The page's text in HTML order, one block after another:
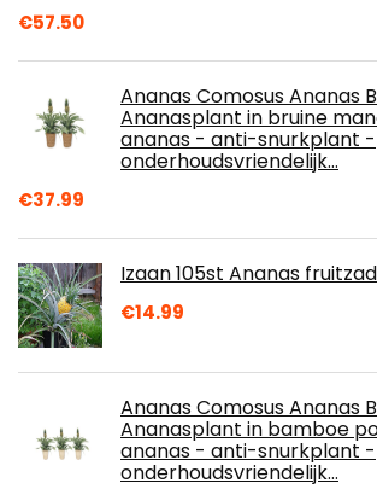
€57.50
Ananas Comosus Ananas
Ananasplant in bruine
ananas - anti-snurkplant -
onderhoudsvriendelijk…
€37.99
Izaan 105st Ananas
€14.99
Ananas Comosus Ananas
Ananasplant in bamboe
ananas - anti-snurkplant -
onderhoudsvriendelijk…